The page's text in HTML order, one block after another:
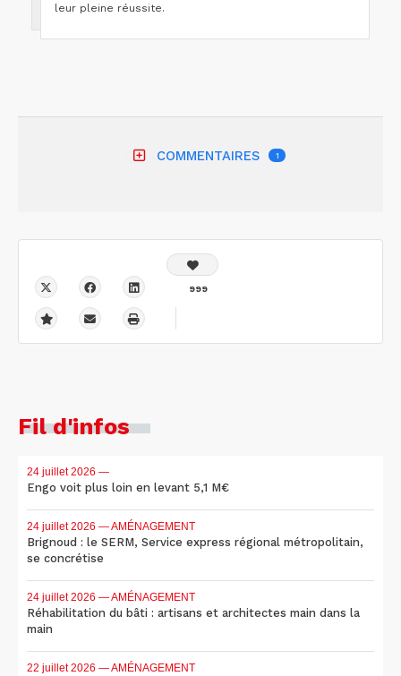
leur pleine réussite.
COMMENTAIRES 1
999
Fil d'infos
24 juillet 2026 —
Engo voit plus loin en levant 5,1 M€
24 juillet 2026 — AMÉNAGEMENT
Brignoud : le SERM, Service express régional métropolitain,
se concrétise
24 juillet 2026 — AMÉNAGEMENT
Réhabilitation du bâti : artisans et architectes main dans la
main
22 juillet 2026 — AMÉNAGEMENT